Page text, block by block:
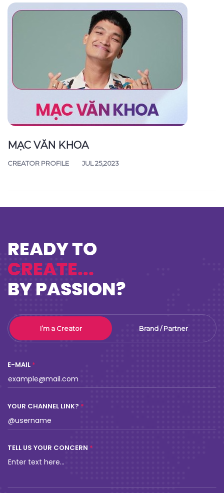
MẠC VĂN KHOA
CREATOR PROFILE JUL 25,2023
READY TO
CREATE...
BY PASSION?
I’m a Creator Brand / Partner
E-MAIL
YOUR CHANNEL LINK?
TELL US YOUR CONCERN